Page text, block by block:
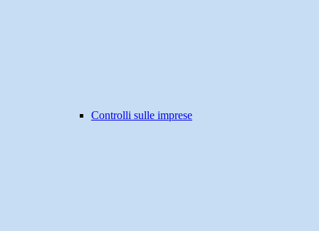
Controlli sulle imprese